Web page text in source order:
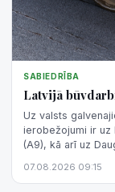
SABIEDRĪBA
Latvijā
Uz valsts
ierobežojumi ir uz
(A9), kā arī uz
07.08.2026 09:15